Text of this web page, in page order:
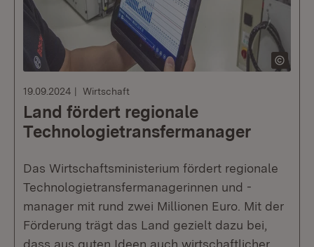
19.09.2024 Wirtschaft
Land fördert regionale
Technologietransfer­manager
Das Wirtschaftsministerium fördert regionale
Technologietransfermanagerinnen und -
manager mit rund zwei Millionen Euro. Mit der
Förderung trägt das Land gezielt dazu bei,
dass aus guten Ideen auch wirtschaftlicher